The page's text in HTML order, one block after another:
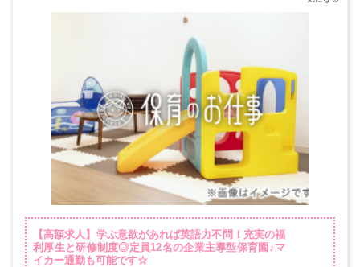
【高額求人】学ぶ意欲があれば英語力不問！充実の福
利厚生と研修制度◎定員12名の企業主導型保育園♪マ
イカー通勤も可能です☆